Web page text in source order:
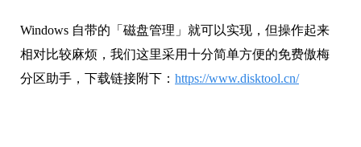
Windows 自带的「磁盘管理」就可以实现，但操作起来
相对比较麻烦，我们这里采用十分简单方便的免费傲梅
分区助手，下载链接附下： https://www.disktool.cn/